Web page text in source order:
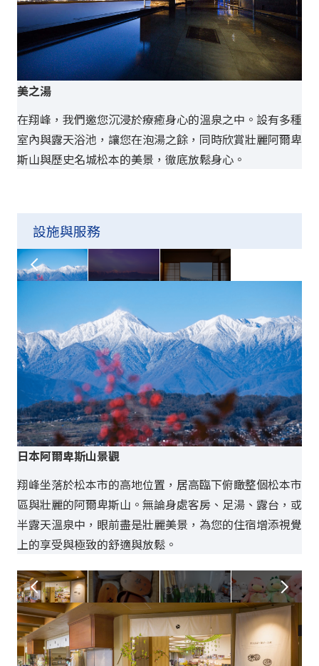
美之湯
在翔峰，我們邀您沉浸於療癒身心的溫泉之中。設有多種
室內與露天浴池，讓您在泡湯之餘，同時欣賞壯麗阿爾卑
斯山與歷史名城松本的美景，徹底放鬆身心。
設施與服務
日本阿爾卑斯山景觀
翔峰坐落於松本市的高地位置，居高臨下俯瞰整個松本市
區與壯麗的阿爾卑斯山。無論身處客房、足湯、露台，或
半露天溫泉中，眼前盡是壯麗美景，為您的住宿增添視覺
上的享受與極致的舒適與放鬆。